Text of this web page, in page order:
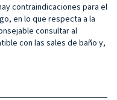
contraindicaciones para el
en lo que respecta a la
consultar al
con las sales de baño y,